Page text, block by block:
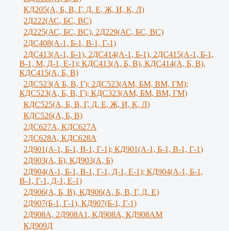
КД205(А, Б, В, Г, Д, Е, Ж, И, К, Л)
2Д222(АС, БС, ВС)
2Д225(АС, БС, ВС), 2Д229(АС, БС, ВС)
2ДС408(А-1, Б-1, В-1, Г-1)
2ДС413(А-1, Б-1), 2ДС414(А-1, Б-1), 2ДС415(А-1, Б-1,
В-1, М, Д-1, Е-1); КДС413(А, Б, В), КДС414(А, Б, В),
КДС415(А, Б, В)
2ДС523(А Б, В, Г); 2ДС523(АМ, БМ, ВМ, ГМ);
КДС523(А, Б, В, Г); КДС323(АМ, БМ, ВМ, ГМ)
КДС525(А, Б, В, Г, Д, Е, Ж, И, К, Л)
КДС526(А, Б, В)
2ДС627А, КДС627А
2ДС628А, КДС628А
2Д901(А-1, Б-1, В-1, Г-1); КД901(А-1, Б-1, В-1, Г-1)
2Д903(А, Б), КД903(А, Б)
2Д904(А-1, Б-1, В-1, Г-1, Д-1, Е-1); КД904(А-1, Б-1,
В-1, Г-1, Д-1, Е-1)
2Д906(А, Б, В), КД906(А, Б, В, Г, Д, Е)
2Д907(Б-1, Г-1), КД907(Б-1, Г-1)
2Д908А, 2Д908А1, КД908А, КД908АМ
КД909Д